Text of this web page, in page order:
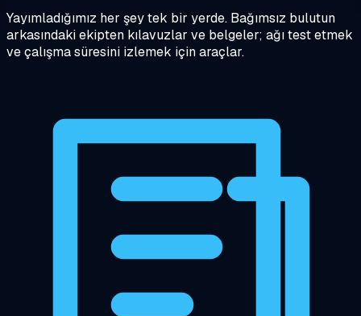
Yayımladığımız her şey tek bir yerde. Bağımsız bulutun
arkasındaki ekipten kılavuzlar ve belgeler; ağı test etmek
ve çalışma süresini izlemek için araçlar.